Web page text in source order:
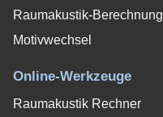
Raumakustik-Berechnung
Motivwechsel
Online-Werkzeuge
Raumakustik Rechner